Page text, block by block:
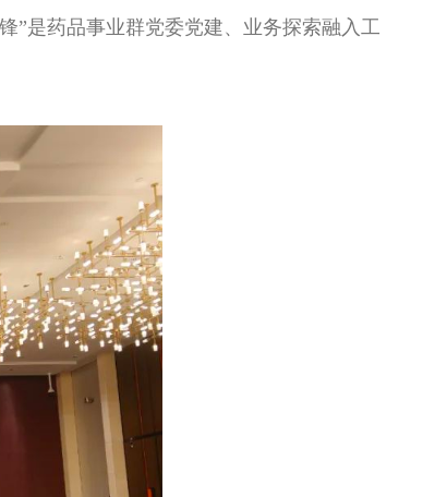
”是药品事业群党委党建、业务探索融入工